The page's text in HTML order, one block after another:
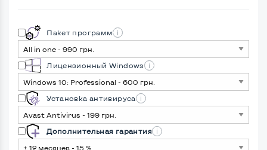
Пакет программ
Лицензионный Windows
Установка антивируса
Дополнительная гарантия